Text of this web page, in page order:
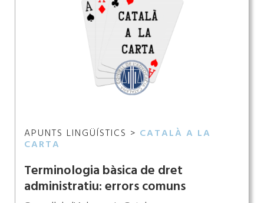
APUNTS LINGÜÍSTICS > CATALÀ A LA
CARTA
Terminologia bàsica de dret
administratiu: errors comuns